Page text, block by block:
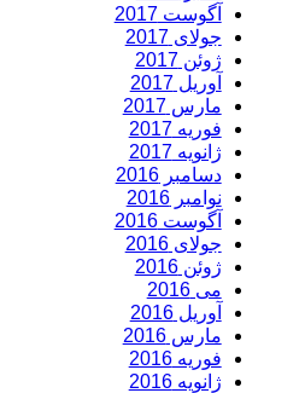
آگوست 2017
جولای 2017
ژوئن 2017
آوریل 2017
مارس 2017
فوریه 2017
ژانویه 2017
دسامبر 2016
نوامبر 2016
آگوست 2016
جولای 2016
ژوئن 2016
می 2016
آوریل 2016
مارس 2016
فوریه 2016
ژانویه 2016